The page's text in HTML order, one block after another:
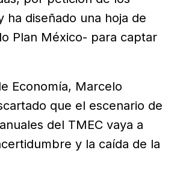
ha diseñado una hoja de
Plan México- para captar
Economía, Marcelo
que el escenario de
del TMEC vaya a
y la caída de la